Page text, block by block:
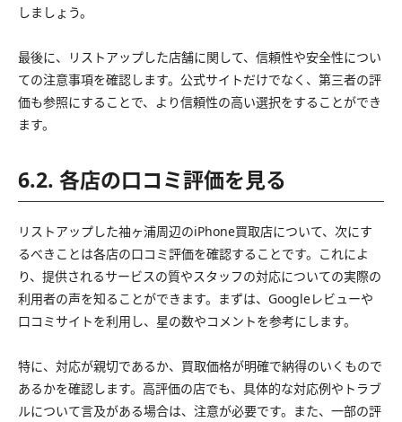
しましょう。
最後に、リストアップした店舗に関して、信頼性や安全性につい
ての注意事項を確認します。公式サイトだけでなく、第三者の評
価も参照にすることで、より信頼性の高い選択をすることができ
ます。
6.2. 各店の口コミ評価を見る
リストアップした袖ヶ浦周辺のiPhone買取店について、次にす
るべきことは各店の口コミ評価を確認することです。これによ
り、提供されるサービスの質やスタッフの対応についての実際の
利用者の声を知ることができます。まずは、Googleレビューや
口コミサイトを利用し、星の数やコメントを参考にします。
特に、対応が親切であるか、買取価格が明確で納得のいくもので
あるかを確認します。高評価の店でも、具体的な対応例やトラブ
ルについて言及がある場合は、注意が必要です。また、一部の評